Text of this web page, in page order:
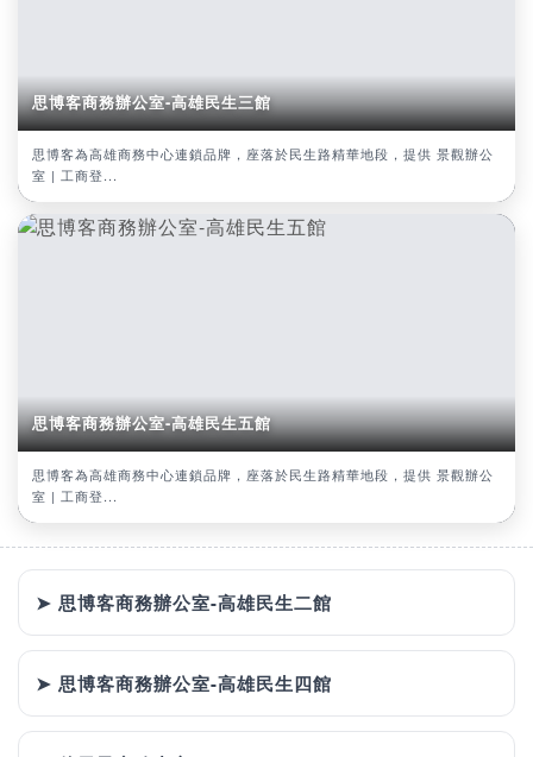
思博客商務辦公室-高雄民生三館
思博客為高雄商務中心連鎖品牌，座落於民生路精華地段，提供 景觀辦公
室 | 工商登...
思博客商務辦公室-高雄民生五館
思博客為高雄商務中心連鎖品牌，座落於民生路精華地段，提供 景觀辦公
室 | 工商登...
➤ 思博客商務辦公室-高雄民生二館
➤ 思博客商務辦公室-高雄民生四館